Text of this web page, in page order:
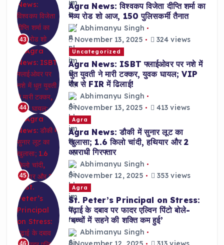
43
Agra News: विश्वकप विजेता दीप्ति शर्मा का
भव्य रोड शो आज, 150 पुलिसकर्मी तैनात
Abhimanyu Singh
November 13, 2025
324 views
44
Uncategorized
Agra News: ISBT फ्लाईओवर पर नशे में
धुत युवती ने मारी टक्कर, युवक घायल; VIP
रौब से FIR में ढिलाई!
Abhimanyu Singh
November 13, 2025
413 views
45
Agra
Agra News: डौकी में सुनार लूट का
खुलासा; 1.6 किलो चांदी, हथियार और 2
अपराधी गिरफ्तार
Abhimanyu Singh
November 12, 2025
353 views
Agra
St. Peter’s Principal on Stress:
पढ़ाई के दबाव पर फादर एल्विन पिंटो बोले-
‘बच्चों में सहने की शक्ति कम हुई’
Abhimanyu Singh